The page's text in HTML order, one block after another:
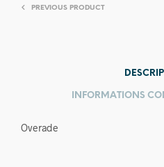
PREVIOUS PRODUCT
INFORMATIONS
Overade